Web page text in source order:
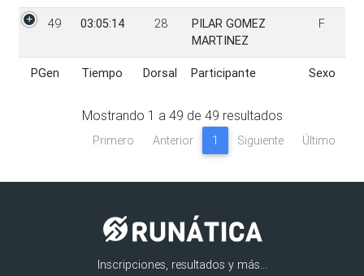
PGen Tiempo Dorsal Participante Sexo
49 03:05:14 28
PILAR GOMEZ
MARTINEZ
F
PGen Tiempo Dorsal Participante Sexo
Mostrando 1 a 49 de 49 resultados
Primero Anterior 1 Siguiente Último
Inscripciones, resultados y más...